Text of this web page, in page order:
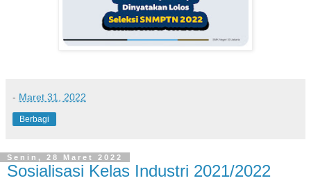
- Maret 31, 2022
Berbagi
Senin, 28 Maret 2022
Sosialisasi Kelas Industri 2021/2022